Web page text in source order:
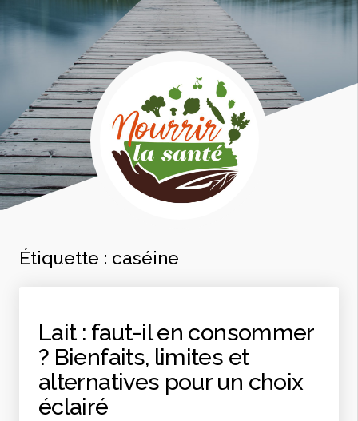
Étiquette : caséine
Lait : faut-il en consommer
? Bienfaits, limites et
alternatives pour un choix
éclairé